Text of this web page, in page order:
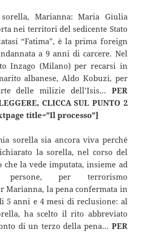
Marianna: Maria Giulia
nei territori del sedicente Stato
“Fatima”, è la prima foreign
a 9 anni di carcere. Nel
Inzago (Milano) per recarsi in
albanese, Aldo Kobuzi, per
delle milizie dell’Isis… PER
CLICCA SUL PUNTO 2
title=”Il processo”]
sorella sia ancora viva perché
la sorella, nel corso del
che la vede imputata, insieme ad
per terrorismo
Marianna, la pena confermata in
5 anni e 4 mesi di reclusione: al
ha scelto il rito abbreviato
di un terzo della pena… PER